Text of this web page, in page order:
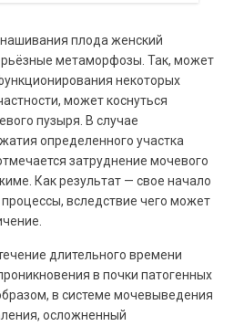
плода женский
метаморфозы. Так, может
некоторых
может коснуться
пузыря. В случае
определенного участка
затруднение мочевого
Как результат — свое начало
вследствие чего может
длительного времени
в почки патогенных
в системе мочевыведения
осложненный